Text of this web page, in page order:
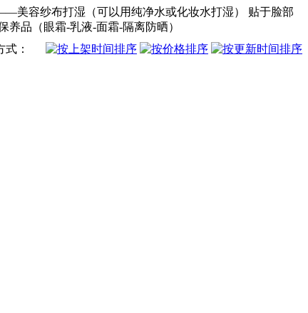
容纱布打湿（可以用纯净水或化妆水打湿） 贴于脸部
品（眼霜-乳液-面霜-隔离防晒）
式：